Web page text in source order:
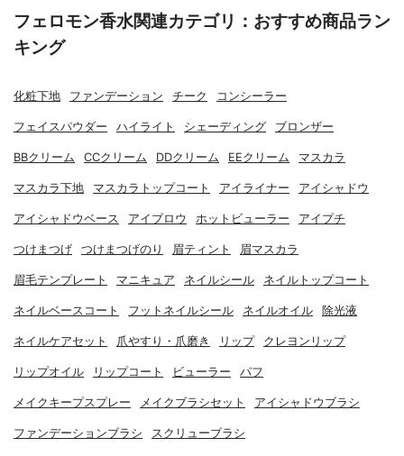
フェロモン香水関連カテゴリ：おすすめ商品ラン
キング
化粧下地 ファンデーション チーク コンシーラー
フェイスパウダー ハイライト シェーディング ブロンザー
BBクリーム CCクリーム DDクリーム EEクリーム マスカラ
マスカラ下地 マスカラトップコート アイライナー アイシャドウ
アイシャドウベース アイブロウ ホットビューラー アイプチ
つけまつげ つけまつげのり 眉ティント 眉マスカラ
眉毛テンプレート マニキュア ネイルシール ネイルトップコート
ネイルベースコート フットネイルシール ネイルオイル 除光液
ネイルケアセット 爪やすり・爪磨き リップ クレヨンリップ
リップオイル リップコート ビューラー パフ
メイクキープスプレー メイクブラシセット アイシャドウブラシ
ファンデーションブラシ スクリューブラシ